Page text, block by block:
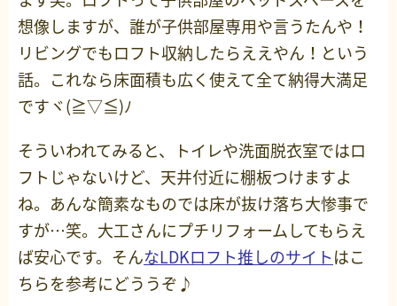
想像しますが、誰が子供部屋専用や言うたんや！
リビングでもロフト収納したらええやん！という
話。これなら床面積も広く使えて全て納得大満足
ですヾ(≧▽≦)ﾉ
そういわれてみると、トイレや洗面脱衣室ではロ
フトじゃないけど、天井付近に棚板つけますよ
ね。あんな簡素なものでは床が抜け落ち大惨事で
すが…笑。大工さんにプチリフォームしてもらえ
ば安心です。そんなLDKロフト推しのサイトはこ
ちらを参考にどううぞ♪